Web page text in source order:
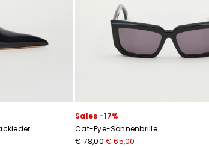
Sales -17%
Cat-Eye-Sonnenbrille
€ 78,00€ 65,00
gelesen*